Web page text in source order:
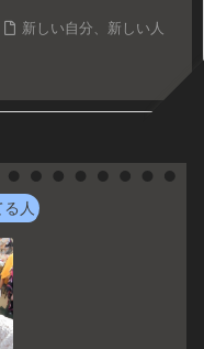
新しい自分、新しい人
人